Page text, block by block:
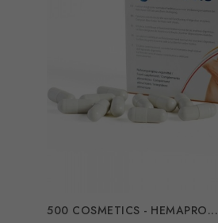
500 COSMETICS - HEMAPRO...